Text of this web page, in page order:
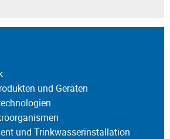
und Geräten
und Trinkwasserinstallation